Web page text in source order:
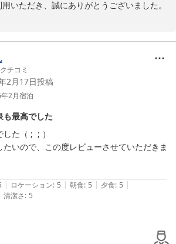
、滑らないので高齢者でも安心と思う。
だったので個室で落ち着いていただけた。内
念でしたが、それを除けば可もなく不可もな
た。
いただき、誠にありがとうございました。
まで長時間お待たせしてしまいましたこ
げます。ご到着後のおくつろぎの時間に、
をおかけしたことを重く受け止めておりま
がないよう、清掃後の備品確認手順と、貸
て徹底してまいります。
セントにつきましても、貴重なご意見をあ
備上すぐに改善が難しい点もございます
ービス向上に向けた課題として検討してま
きのお風呂、夕食、朝食についてお褒めの
うれしく存じます。特にお食事の内容や
たことは、調理・接客スタッフにとって大
チコミ
2月17日投稿
2月宿泊
も最高でした
た（ ;  ; ）
いので、この度レビューさせていただきま
すが、早めに予約をしたからか、1人1万
。夕食と朝食込みなのが本当に嬉しかった
| ロケーション: 5 | 朝食: 5 | 夕食: 5 |
清潔さ: 5